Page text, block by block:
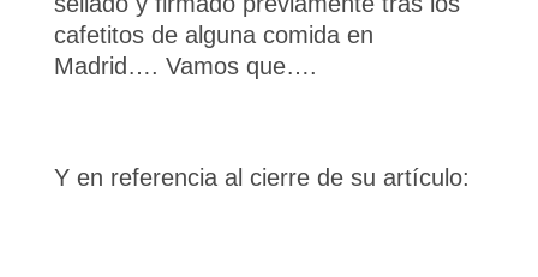
cafetitos de alguna comida en
Madrid…. Vamos que….
Y en referencia al cierre de su artículo: